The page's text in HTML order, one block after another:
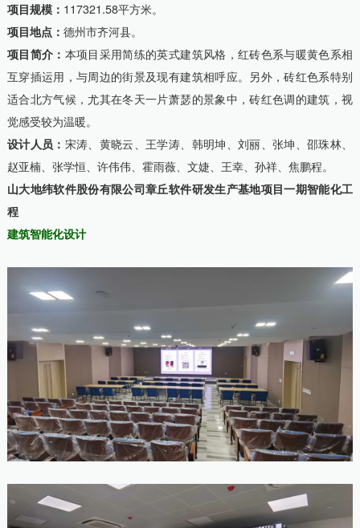
项目规模： 117321.58平方米。
项目地点： 德州市齐河县。
项目简介： 本项目采用简练的英式建筑风格，红砖色系与暖黄色系相
互穿插运用，与周边的街景及现有建筑相呼应。另外，砖红色系特别
适合北方气候，尤其在冬天一片萧瑟的景象中，砖红色调的建筑，视
觉感受较为温暖。
设计人员： 宋涛、黄晓云、王学涛、韩明坤、刘丽、张坤、邵珠林、
赵亚楠、张学恒、许伟伟、霍雨薇、文婕、王幸、孙祥、焦鹏程。
山大地纬软件股份有限公司章丘软件研发生产基地项目一期智能化工
程
建筑智能化设计